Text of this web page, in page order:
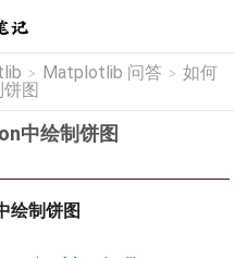
> Matplotlib 问答 > 如何
图
中绘制饼图
绘制饼图